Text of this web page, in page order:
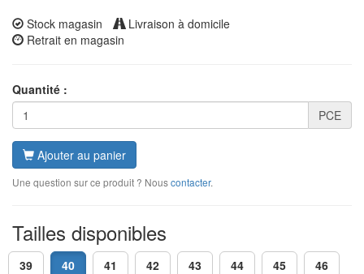
Stock magasin
Livraison à domicile
Retrait en magasin
Quantité :
PCE
Ajouter au panier
Une question sur ce produit ? Nouscontacter.
Tailles disponibles
39 40 41 42 43 44 45 46